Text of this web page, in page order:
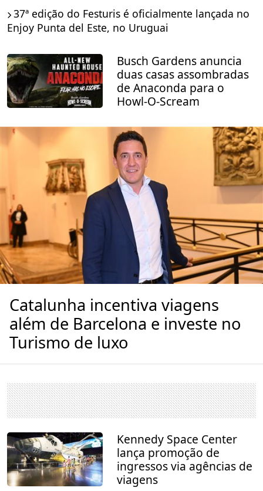
37ª edição do Festuris é oficialmente lançada no
Enjoy Punta del Este, no Uruguai
Busch Gardens anuncia
duas casas assombradas
de Anaconda para o
Howl-O-Scream
Catalunha incentiva viagens
além de Barcelona e investe no
Turismo de luxo
Kennedy Space Center
lança promoção de
ingressos via agências de
viagens